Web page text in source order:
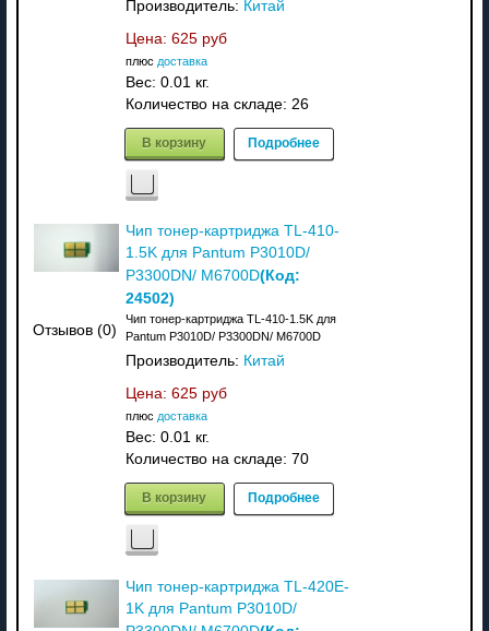
Производитель: Китай
Цена: 625 руб
плюс доставка
Вес: 0.01 кг.
Количество на складе: 26
В корзину Подробнее
Отзывов (0)
Чип тонер-картриджа TL-410-
1.5K для Pantum P3010D/
P3300DN/ M6700D(Код:
24502)
Чип тонер-картриджа TL-410-1.5K для
Pantum P3010D/ P3300DN/ M6700D
Производитель: Китай
Цена: 625 руб
плюс доставка
Вес: 0.01 кг.
Количество на складе: 70
В корзину Подробнее
Чип тонер-картриджа TL-420E-
1K для Pantum P3010D/